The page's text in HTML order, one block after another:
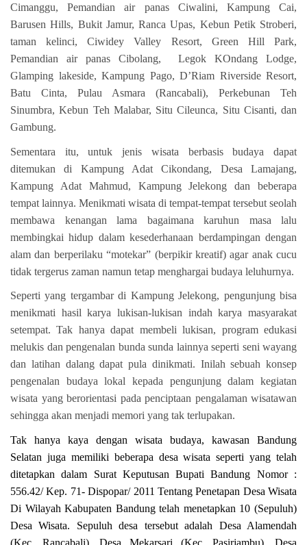
Cimanggu, Pemandian air panas Ciwalini, Kampung Cai,
Barusen Hills, Bukit Jamur, Ranca Upas, Kebun Petik Stroberi,
taman kelinci, Ciwidey Valley Resort, Green Hill Park,
Pemandian air panas Cibolang, Legok KOndang Lodge,
Glamping lakeside, Kampung Pago, D’Riam Riverside Resort,
Batu Cinta, Pulau Asmara (Rancabali), Perkebunan Teh
Sinumbra, Kebun Teh Malabar, Situ Cileunca, Situ Cisanti, dan
Gambung.
Sementara itu, untuk jenis wisata berbasis budaya dapat
ditemukan di Kampung Adat Cikondang, Desa Lamajang,
Kampung Adat Mahmud, Kampung Jelekong dan beberapa
tempat lainnya. Menikmati wisata di tempat-tempat tersebut seolah
membawa kenangan lama bagaimana karuhun masa lalu
membingkai hidup dalam kesederhanaan berdampingan dengan
alam dan berperilaku “motekar” (berpikir kreatif) agar anak cucu
tidak tergerus zaman namun tetap menghargai budaya leluhurnya.
Seperti yang tergambar di Kampung Jelekong, pengunjung bisa
menikmati hasil karya lukisan-lukisan indah karya masyarakat
setempat. Tak hanya dapat membeli lukisan, program edukasi
melukis dan pengenalan bunda sunda lainnya seperti seni wayang
dan latihan dalang dapat pula dinikmati. Inilah sebuah konsep
pengenalan budaya lokal kepada pengunjung dalam kegiatan
wisata yang berorientasi pada penciptaan pengalaman wisatawan
sehingga akan menjadi memori yang tak terlupakan.
Tak hanya kaya dengan wisata budaya, kawasan Bandung
Selatan juga memiliki beberapa desa wisata seperti yang telah
ditetapkan dalam Surat Keputusan Bupati Bandung Nomor :
556.42/ Kep. 71- Dispopar/ 2011 Tentang Penetapan Desa Wisata
Di Wilayah Kabupaten Bandung telah menetapkan 10 (Sepuluh)
Desa Wisata. Sepuluh desa tersebut adalah Desa Alamendah
(Kec. Rancabali), Desa Mekarsari (Kec. Pasirjambu), Desa